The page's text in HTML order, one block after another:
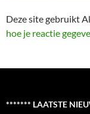
Deze site gebruikt
hoe je reactie
******* LAATSTE